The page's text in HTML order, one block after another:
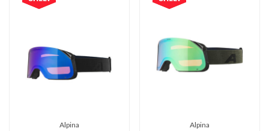
Alpina
Alpina